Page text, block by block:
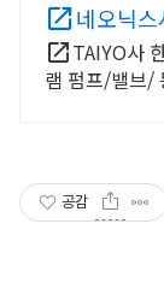
네오닉
TAIYO사
램 펌프/밸브/
공감